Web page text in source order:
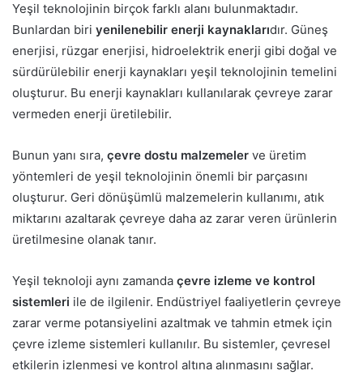
Yeşil teknolojinin birçok farklı alanı bulunmaktadır.
Bunlardan biri yenilenebilir enerji kaynaklarıdır. Güneş
enerjisi, rüzgar enerjisi, hidroelektrik enerji gibi doğal ve
sürdürülebilir enerji kaynakları yeşil teknolojinin temelini
oluşturur. Bu enerji kaynakları kullanılarak çevreye zarar
vermeden enerji üretilebilir.
Bunun yanı sıra, çevre dostu malzemeler ve üretim
yöntemleri de yeşil teknolojinin önemli bir parçasını
oluşturur. Geri dönüşümlü malzemelerin kullanımı, atık
miktarını azaltarak çevreye daha az zarar veren ürünlerin
üretilmesine olanak tanır.
Yeşil teknoloji aynı zamanda çevre izleme ve kontrol
sistemleri ile de ilgilenir. Endüstriyel faaliyetlerin çevreye
zarar verme potansiyelini azaltmak ve tahmin etmek için
çevre izleme sistemleri kullanılır. Bu sistemler, çevresel
etkilerin izlenmesi ve kontrol altına alınmasını sağlar.